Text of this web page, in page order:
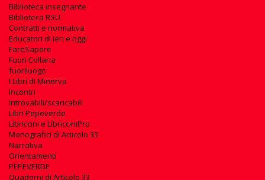
Biblioteca insegnante
Biblioteca RSU
Contratti e normativa
Educatori di ieri e oggi
FareSapere
Fuori Collana
fuoriluogo
I Libri di Minerva
Incontri
Introvabili/scaricabili
Libri Pepeverde
Libriccini e LibricciniPro
Monografici di Articolo 33
Narrativa
Orientamenti
PEPEVERDE
Quaderni di Articolo 33